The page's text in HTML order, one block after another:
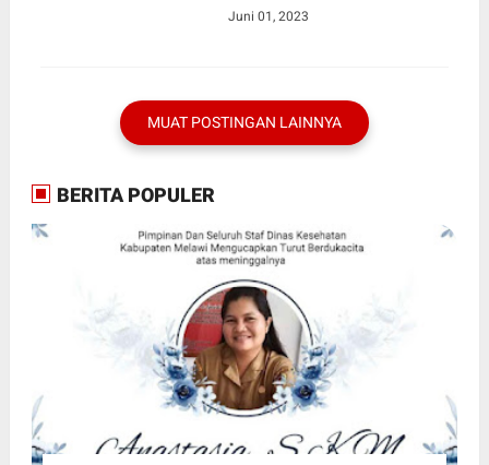
Juni 01, 2023
MUAT POSTINGAN LAINNYA
BERITA POPULER